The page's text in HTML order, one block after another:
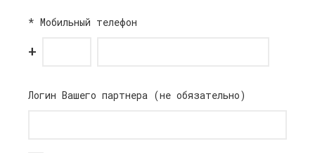
* Мобильный телефон
+
Логин Вашего партнера (не обязательно)